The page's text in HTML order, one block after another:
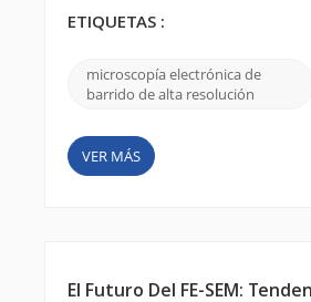
ETIQUETAS :
microscopía electrónica de
barrido de alta resolución
VER MÁS
El Futuro Del FE-SEM: